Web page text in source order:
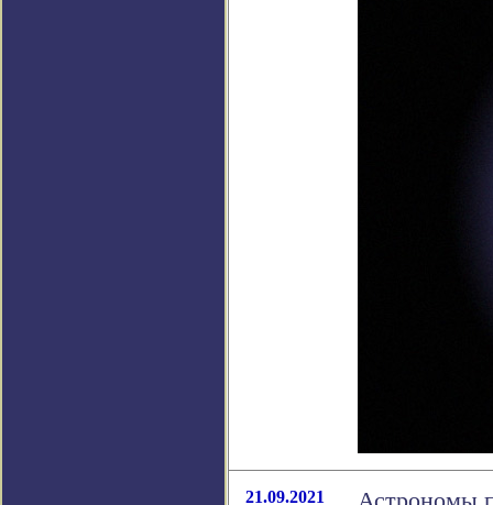
21.09.2021